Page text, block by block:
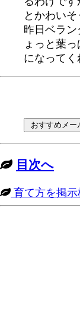
とかわいそ
昨日ベラ
ょっと葉
になってく
目次へ
育て方を掲